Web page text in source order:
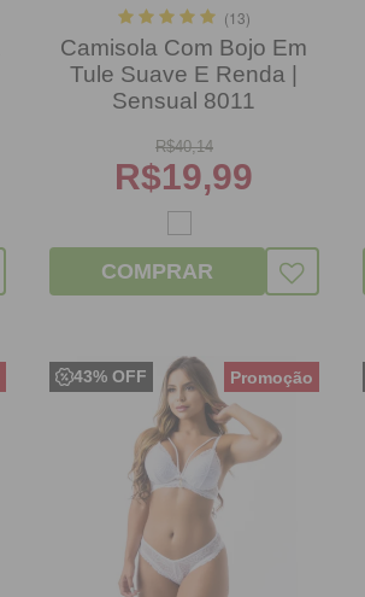
(13)
Camisola Com Bojo Em
Tule Suave E Renda |
Sensual 8011
R$40,14
R$19,99
COMPRAR
43% OFF